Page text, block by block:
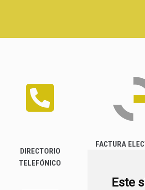
Este
DIRECTORIO
TELEFÓNICO
FACTURA